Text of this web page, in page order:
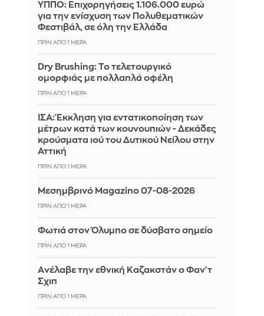
ΥΠΠΟ: Επιχορηγήσεις 1.106.000 ευρώ
για την ενίσχυση των Πολυθεματικών
Φεστιβάλ, σε όλη την Ελλάδα
ΠΡΙΝ ΑΠΌ 1 ΜΈΡΑ
Dry Brushing: Το τελετουργικό
ομορφιάς με πολλαπλά οφέλη
ΠΡΙΝ ΑΠΌ 1 ΜΈΡΑ
ΙΣΑ: Έκκληση για εντατικοποίηση των
μέτρων κατά των κουνουπιών - Δεκάδες
κρούσματα ιού του Δυτικού Νείλου στην
Αττική
ΠΡΙΝ ΑΠΌ 1 ΜΈΡΑ
Μεσημβρινό Magazino 07-08-2026
ΠΡΙΝ ΑΠΌ 1 ΜΈΡΑ
Φωτιά στον Όλυμπο σε δύσβατο σημείο
ΠΡΙΝ ΑΠΌ 1 ΜΈΡΑ
Aνέλαβε την εθνική Καζακστάν ο Φαν'τ
Σχιπ
ΠΡΙΝ ΑΠΌ 1 ΜΈΡΑ